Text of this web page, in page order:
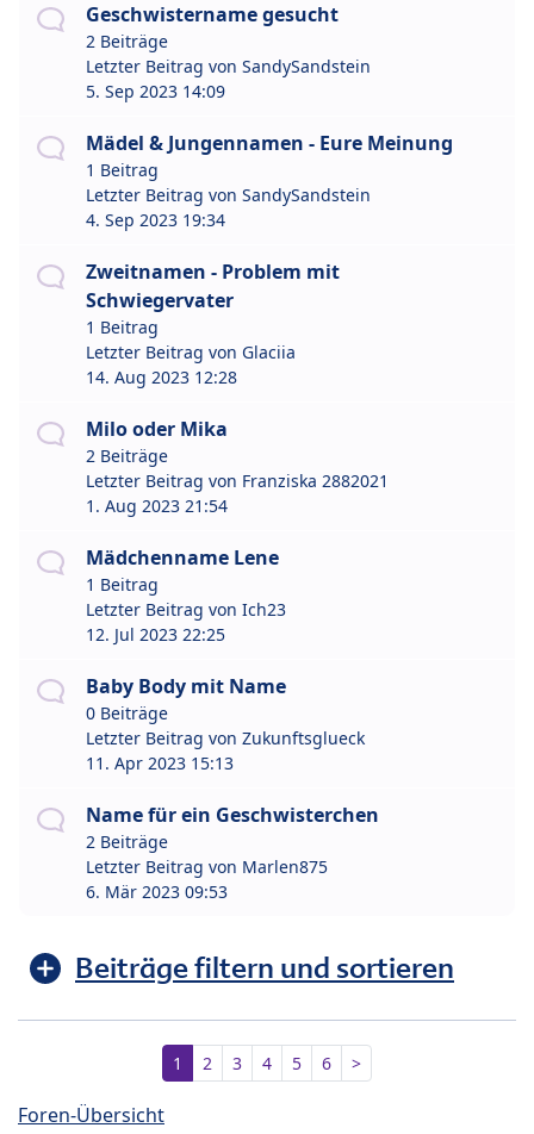
Geschwistername gesucht
2 Beiträge
Letzter Beitrag von SandySandstein
5. Sep 2023 14:09
Mädel & Jungennamen - Eure Meinung
1 Beitrag
Letzter Beitrag von SandySandstein
4. Sep 2023 19:34
Zweitnamen - Problem mit
Schwiegervater
1 Beitrag
Letzter Beitrag von Glaciia
14. Aug 2023 12:28
Milo oder Mika
2 Beiträge
Letzter Beitrag von Franziska 2882021
1. Aug 2023 21:54
Mädchenname Lene
1 Beitrag
Letzter Beitrag von Ich23
12. Jul 2023 22:25
Baby Body mit Name
0 Beiträge
Letzter Beitrag von Zukunftsglueck
11. Apr 2023 15:13
Name für ein Geschwisterchen
2 Beiträge
Letzter Beitrag von Marlen875
6. Mär 2023 09:53
Beiträge filtern und sortieren
1 2 3 4 5 6 >
Foren-Übersicht